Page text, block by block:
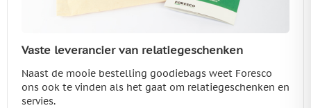
Vaste leverancier van relatiegeschenken
Naast de mooie bestelling goodiebags weet Foresco
ons ook te vinden als het gaat om relatiegeschenken en
servies.